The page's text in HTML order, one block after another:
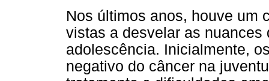
Nos últimos anos, houve um
vistas a desvelar as
adolescência. Inicialmente,
negativo do câncer na